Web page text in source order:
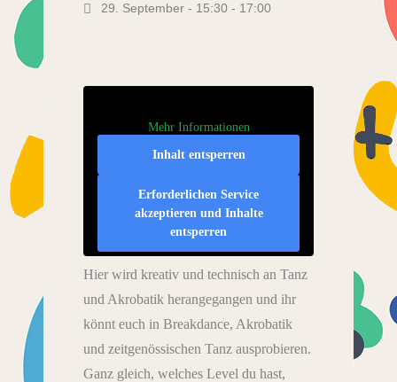
29. September - 15:30 - 17:00
Mehr Informationen
Inhalt entsperren
Erforderlichen Service
akzeptieren und Inhalte
entsperren
Hier wird kreativ und technisch an Tanz
und Akrobatik herangegangen und ihr
könnt euch in Breakdance, Akrobatik
und zeitgenössischen Tanz ausprobieren.
Ganz gleich, welches Level du hast,